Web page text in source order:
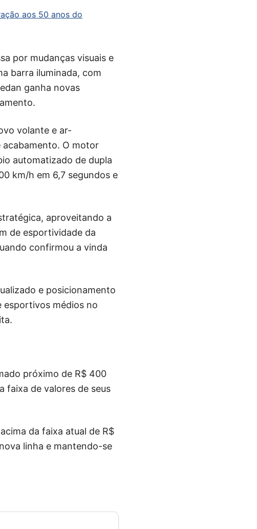
aos 50 anos do
por mudanças visuais e
barra iluminada, com
ganha novas
volante e ar-
acabamento. O motor
automatizado de dupla
km/h em 6,7 segundos e
aproveitando a
de esportividade da
confirmou a vinda
e posicionamento
esportivos médios no
próximo de R$ 400
faixa de valores de seus
da faixa atual de R$
linha e mantendo-se